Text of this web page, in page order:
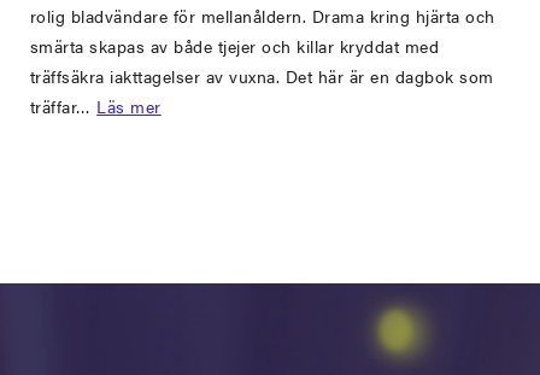
rolig bladvändare för mellanåldern. Drama kring hjärta och
smärta skapas av både tjejer och killar kryddat med
träffsäkra iakttagelser av vuxna. Det här är en dagbok som
träffar… Läs mer